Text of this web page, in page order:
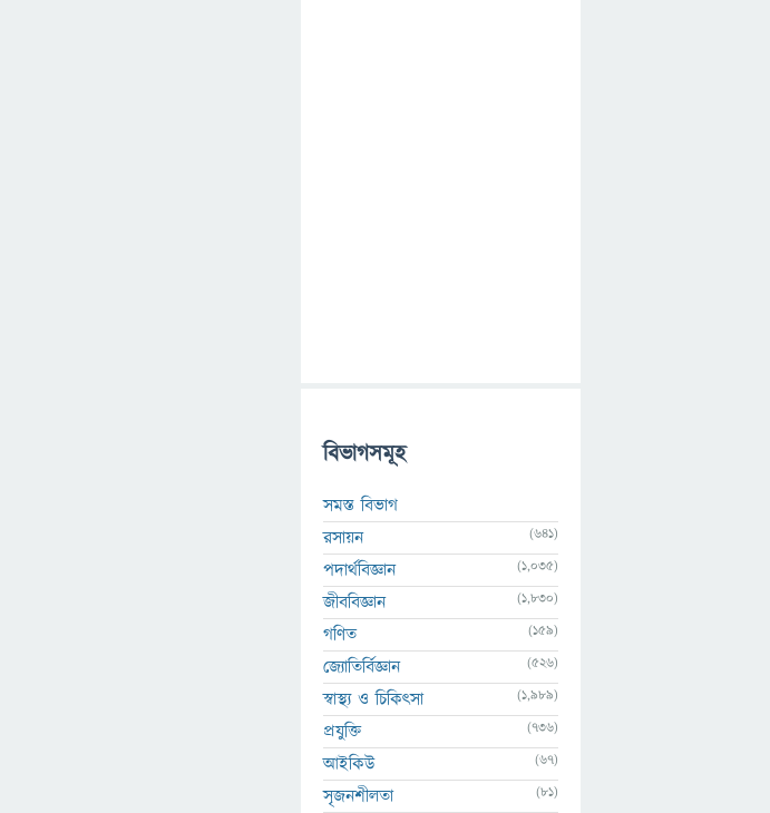
বিভাগসমূহ
সমস্ত বিভাগ
রসায়ন
(641)
পদার্থবিজ্ঞান (1,035)
জীববিজ্ঞান (1,830)
গণিত (159)
জ্যোতির্বিজ্ঞান (526)
স্বাস্থ্য ও চিকিৎসা (1,989)
প্রযুক্তি (736)
আইকিউ (67)
সৃজনশীলতা (81)